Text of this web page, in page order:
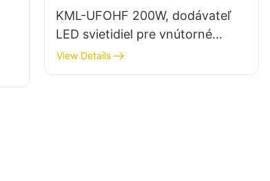
KML-UFOHF 200W, dodávateľ
LED svietidiel pre vnútorné
osvetlenie výstavných siení,
telocviční atď.
View Details